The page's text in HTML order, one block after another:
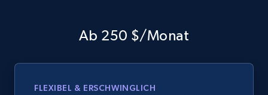
Ab 250 $/Monat
FLEXIBEL & ERSCHWINGLICH